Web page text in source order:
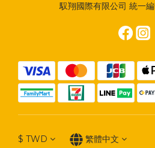
馭翔國際有限公司 統一
$ TWD 繁體中文